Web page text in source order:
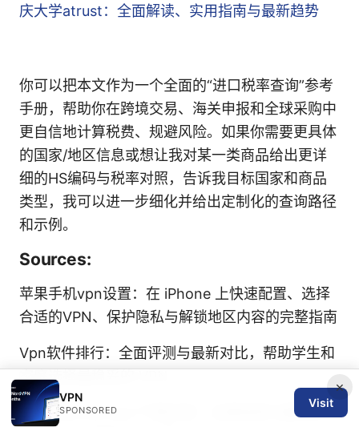
庆大学atrust：全面解读、实用指南与最新趋势
你可以把本文作为一个全面的“进口税率查询”参考
手册，帮助你在跨境交易、海关申报和全球采购中
更自信地计算税费、规避风险。如果你需要更具体
的国家/地区信息或想让我对某一类商品给出更详
细的HS编码与税率对照，告诉我目标国家和商品
类型，我可以进一步细化并给出定制化的查询路径
和示例。
Sources:
苹果手机vpn设置：在 iPhone 上快速配置、选择
合适的VPN、保护隐私与解锁地区内容的完整指南
Vpn软件排行：全面评测与最新对比，帮助学生和
家庭选择最稳妥的 VPN
Openvpnconnect下载安装：全面指南与最新技
×
VPN
SPONSORED
Visit